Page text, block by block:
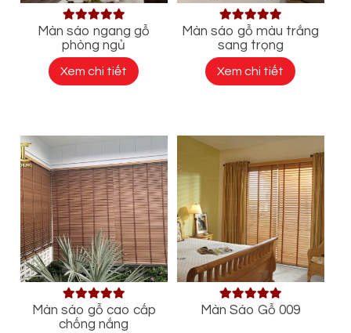
Màn sáo ngang gỗ
phòng ngủ
Xem chi tiết
Màn sáo gỗ màu trắng
sang trọng
Xem chi tiết
Màn sáo gỗ cao cấp
chống nắng
Màn Sáo Gỗ 009